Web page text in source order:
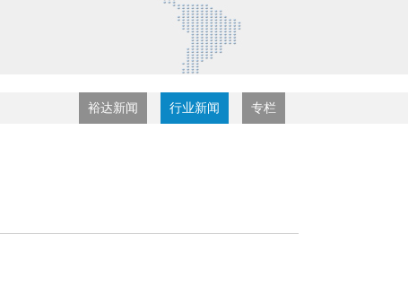
裕达新闻 行业新闻 专栏